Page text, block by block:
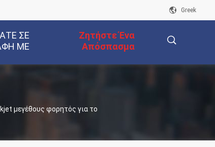
Greek
ΣΕ
ΜΕ
Ζητήστε Ένα
Απόσπασμα
μεγέθους φορητός για το